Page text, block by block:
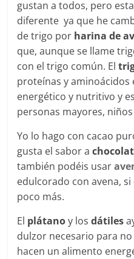
gustan a todos, pero
diferente ya que he
de trigo por harina de
que, aunque se llame
con el trigo común. El
proteínas y aminoácidos
energético y nutritivo y
personas mayores,
Yo lo hago con cacao
gusta el sabor a
también podéis usar
edulcorado con avena,
poco más.
El plátanoy losdátiles
dulzor necesario para
hacen un alimento